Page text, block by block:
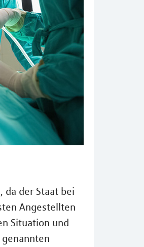
da der Staat bei
Angestellten
Situation und